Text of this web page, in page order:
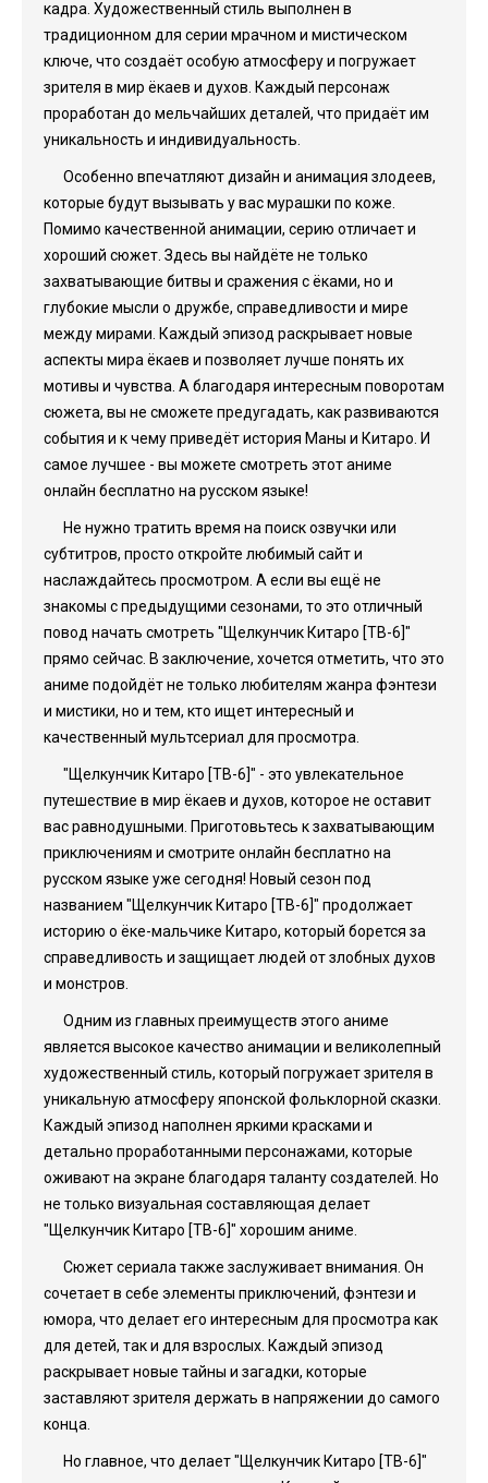
кадра. Художественный стиль выполнен в
традиционном для серии мрачном и мистическом
ключе, что создаёт особую атмосферу и погружает
зрителя в мир ёкаев и духов. Каждый персонаж
проработан до мельчайших деталей, что придаёт им
уникальность и индивидуальность.
Особенно впечатляют дизайн и анимация злодеев,
которые будут вызывать у вас мурашки по коже.
Помимо качественной анимации, серию отличает и
хороший сюжет. Здесь вы найдёте не только
захватывающие битвы и сражения с ёками, но и
глубокие мысли о дружбе, справедливости и мире
между мирами. Каждый эпизод раскрывает новые
аспекты мира ёкаев и позволяет лучше понять их
мотивы и чувства. А благодаря интересным поворотам
сюжета, вы не сможете предугадать, как развиваются
события и к чему приведёт история Маны и Китаро. И
самое лучшее - вы можете смотреть этот аниме
онлайн бесплатно на русском языке!
Не нужно тратить время на поиск озвучки или
субтитров, просто откройте любимый сайт и
наслаждайтесь просмотром. А если вы ещё не
знакомы с предыдущими сезонами, то это отличный
повод начать смотреть "Щелкунчик Китаро [ТВ-6]"
прямо сейчас. В заключение, хочется отметить, что это
аниме подойдёт не только любителям жанра фэнтези
и мистики, но и тем, кто ищет интересный и
качественный мультсериал для просмотра.
"Щелкунчик Китаро [ТВ-6]" - это увлекательное
путешествие в мир ёкаев и духов, которое не оставит
вас равнодушными. Приготовьтесь к захватывающим
приключениям и смотрите онлайн бесплатно на
русском языке уже сегодня! Новый сезон под
названием "Щелкунчик Китаро [ТВ-6]" продолжает
историю о ёке-мальчике Китаро, который борется за
справедливость и защищает людей от злобных духов
и монстров.
Одним из главных преимуществ этого аниме
является высокое качество анимации и великолепный
художественный стиль, который погружает зрителя в
уникальную атмосферу японской фольклорной сказки.
Каждый эпизод наполнен яркими красками и
детально проработанными персонажами, которые
оживают на экране благодаря таланту создателей. Но
не только визуальная составляющая делает
"Щелкунчик Китаро [ТВ-6]" хорошим аниме.
Сюжет сериала также заслуживает внимания. Он
сочетает в себе элементы приключений, фэнтези и
юмора, что делает его интересным для просмотра как
для детей, так и для взрослых. Каждый эпизод
раскрывает новые тайны и загадки, которые
заставляют зрителя держать в напряжении до самого
конца.
Но главное, что делает "Щелкунчик Китаро [ТВ-6]"